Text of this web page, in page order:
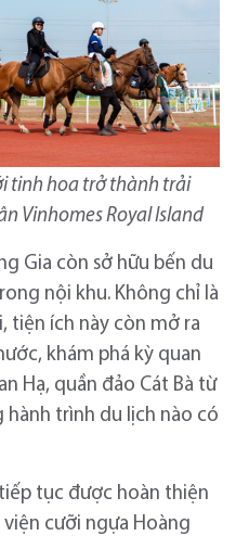
tinh hoa trở thành trải
Vinhomes Royal Island
Gia còn sở hữu bến du
nội khu. Không chỉ là
tiện ích này còn mở ra
khám phá kỳ quan
Hạ, quần đảo Cát Bà từ
trình du lịch nào có
tục được hoàn thiện
viện cưỡi ngựa Hoàng